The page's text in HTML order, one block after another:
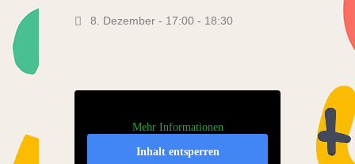
8. Dezember - 17:00 - 18:30
Mehr Informationen
Inhalt entsperren